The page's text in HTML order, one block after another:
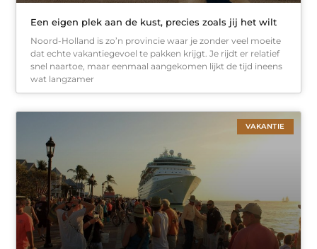
Een eigen plek aan de kust, precies zoals jij het wilt
Noord-Holland is zo’n provincie waar je zonder veel moeite
dat echte vakantiegevoel te pakken krijgt. Je rijdt er relatief
snel naartoe, maar eenmaal aangekomen lijkt de tijd ineens
wat langzamer
VAKANTIE